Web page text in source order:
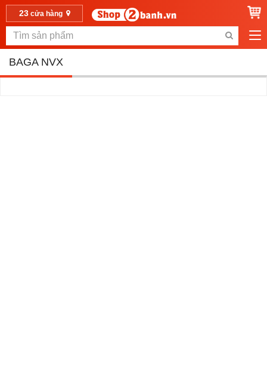
23cửa hàng
BAGA NVX